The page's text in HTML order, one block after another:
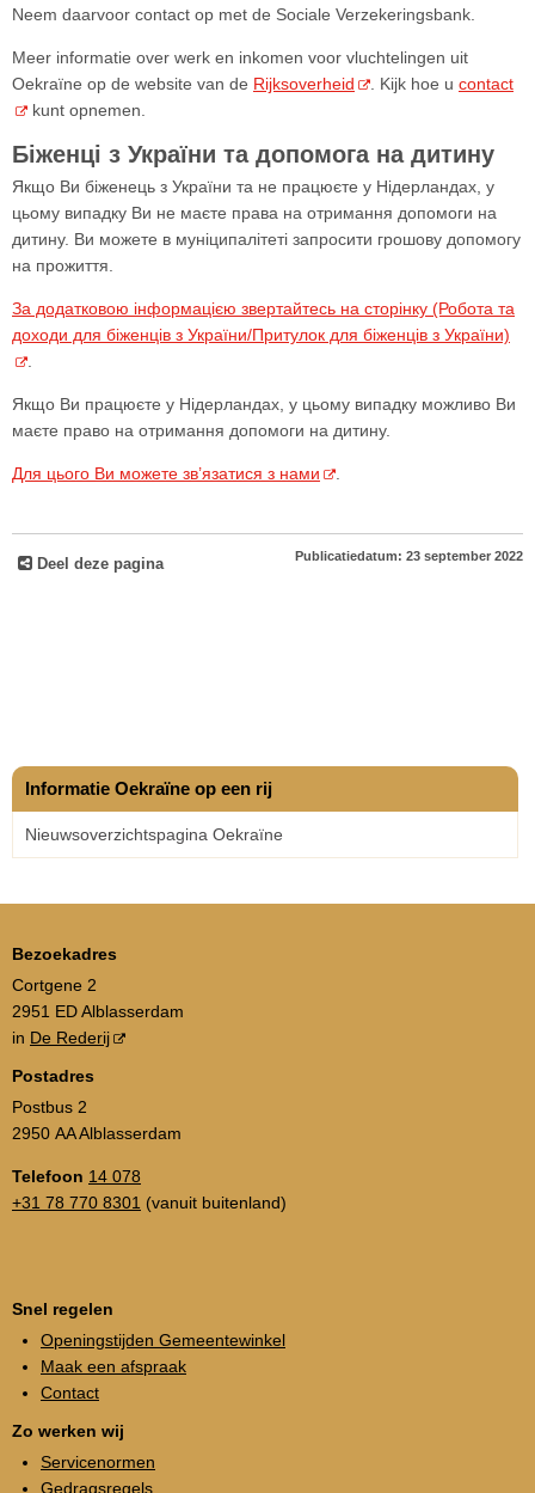
Neem daarvoor contact op met de Sociale Verzekeringsbank.
Meer informatie over werk en inkomen voor vluchtelingen uit
Oekraïne op de website van de Rijksoverheid . Kijk hoe u contact
kunt opnemen.
Біженці з України та допомога на дитину
Якщо Ви біженець з України та не працюєте у Нідерландах, у
цьому випадку Ви не маєте права на отримання допомоги на
дитину. Ви можете в муніципалітеті запросити грошову допомогу
на прожиття.
За додатковою інформацією звертайтесь на сторінку (Робота та
доходи для біженців з України/Притулок для біженців з України)
Якщо Ви працюєте у Нідерландах, у цьому випадку можливо Ви
маєте право на отримання допомоги на дитину.
Для цього Ви можете зв’язатися з нами
Deel deze pagina Publicatiedatum: 23 september 2022
Informatie Oekraïne op een rij
Nieuwsoverzichtspagina Oekraïne
Bezoekadres
Cortgene 2
2951 ED Alblasserdam
in De Rederij
Postadres
Postbus 2
2950 AA Alblasserdam
Telefoon 14 078
+31 78 770 8301 (vanuit buitenland)
Snel regelen
Openingstijden Gemeentewinkel
Maak een afspraak
Contact
Zo werken wij
Servicenormen
Gedragsregels